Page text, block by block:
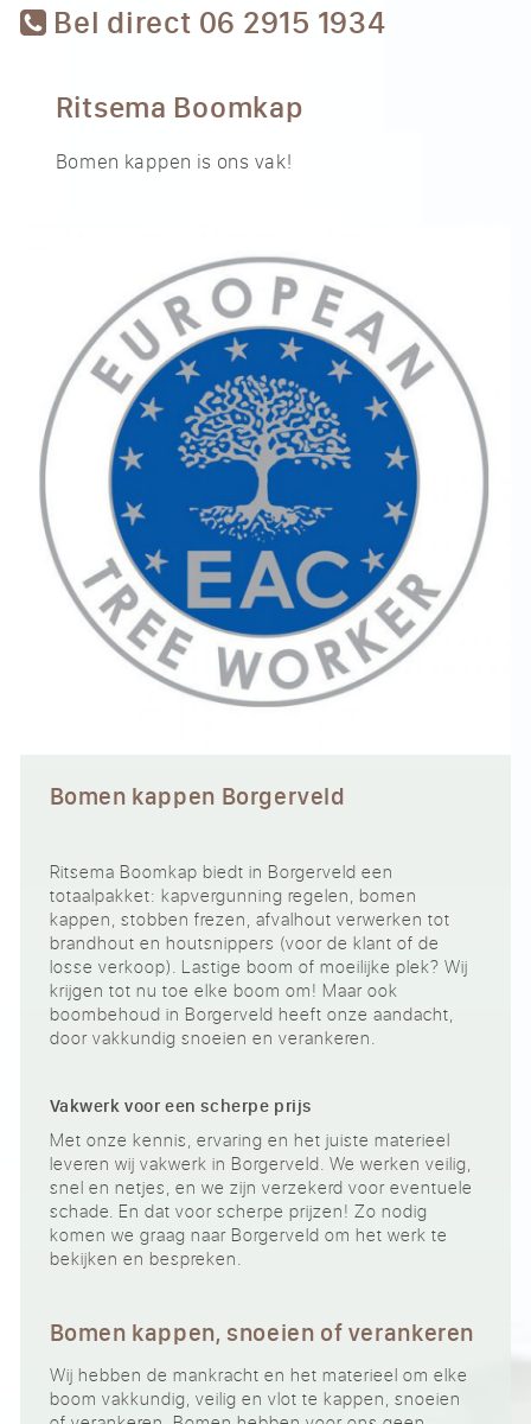
Bel direct 06 2915 1934
Ritsema Boomkap
Bomen kappen is ons vak!
Bomen kappen Borgerveld
Ritsema Boomkap biedt in Borgerveld een
totaalpakket: kapvergunning regelen, bomen
kappen, stobben frezen, afvalhout verwerken tot
brandhout en houtsnippers (voor de klant of de
losse verkoop). Lastige boom of moeilijke plek? Wij
krijgen tot nu toe elke boom om! Maar ook
boombehoud in Borgerveld heeft onze aandacht,
door vakkundig snoeien en verankeren.
Vakwerk voor een scherpe prijs
Met onze kennis, ervaring en het juiste materieel
leveren wij vakwerk in Borgerveld. We werken veilig,
snel en netjes, en we zijn verzekerd voor eventuele
schade. En dat voor scherpe prijzen! Zo nodig
komen we graag naar Borgerveld om het werk te
bekijken en bespreken.
Bomen kappen, snoeien of verankeren
Wij hebben de mankracht en het materieel om elke
boom vakkundig, veilig en vlot te kappen, snoeien